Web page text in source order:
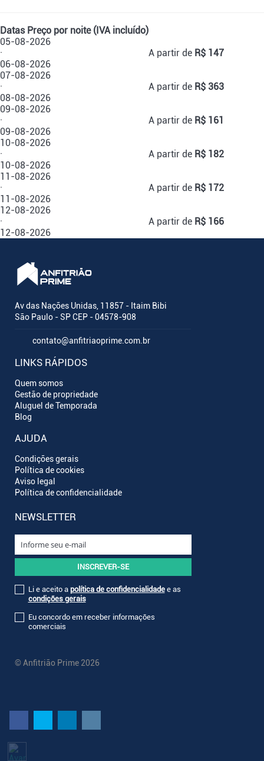
Datas Preço por noite (IVA incluído)
05-08-2026
·
06-08-2026
A partir de R$ 147
07-08-2026
·
08-08-2026
A partir de R$ 363
09-08-2026
·
09-08-2026
A partir de R$ 161
10-08-2026
·
10-08-2026
A partir de R$ 182
11-08-2026
·
11-08-2026
A partir de R$ 172
12-08-2026
·
12-08-2026
A partir de R$ 166
Av das Nações Unidas, 11857 - Itaim Bibi
São Paulo - SP CEP - 04578-908
contato@anfitriaoprime.com.br
LINKS RÁPIDOS
Quem somos
Gestão de propriedade
Aluguel de Temporada
Blog
AJUDA
Condições gerais
Política de cookies
Aviso legal
Política de confidencialidade
NEWSLETTER
Li e aceito a política de confidencialidadee as
condições gerais
Eu concordo em receber informações
comerciais
© Anfitrião Prime 2026